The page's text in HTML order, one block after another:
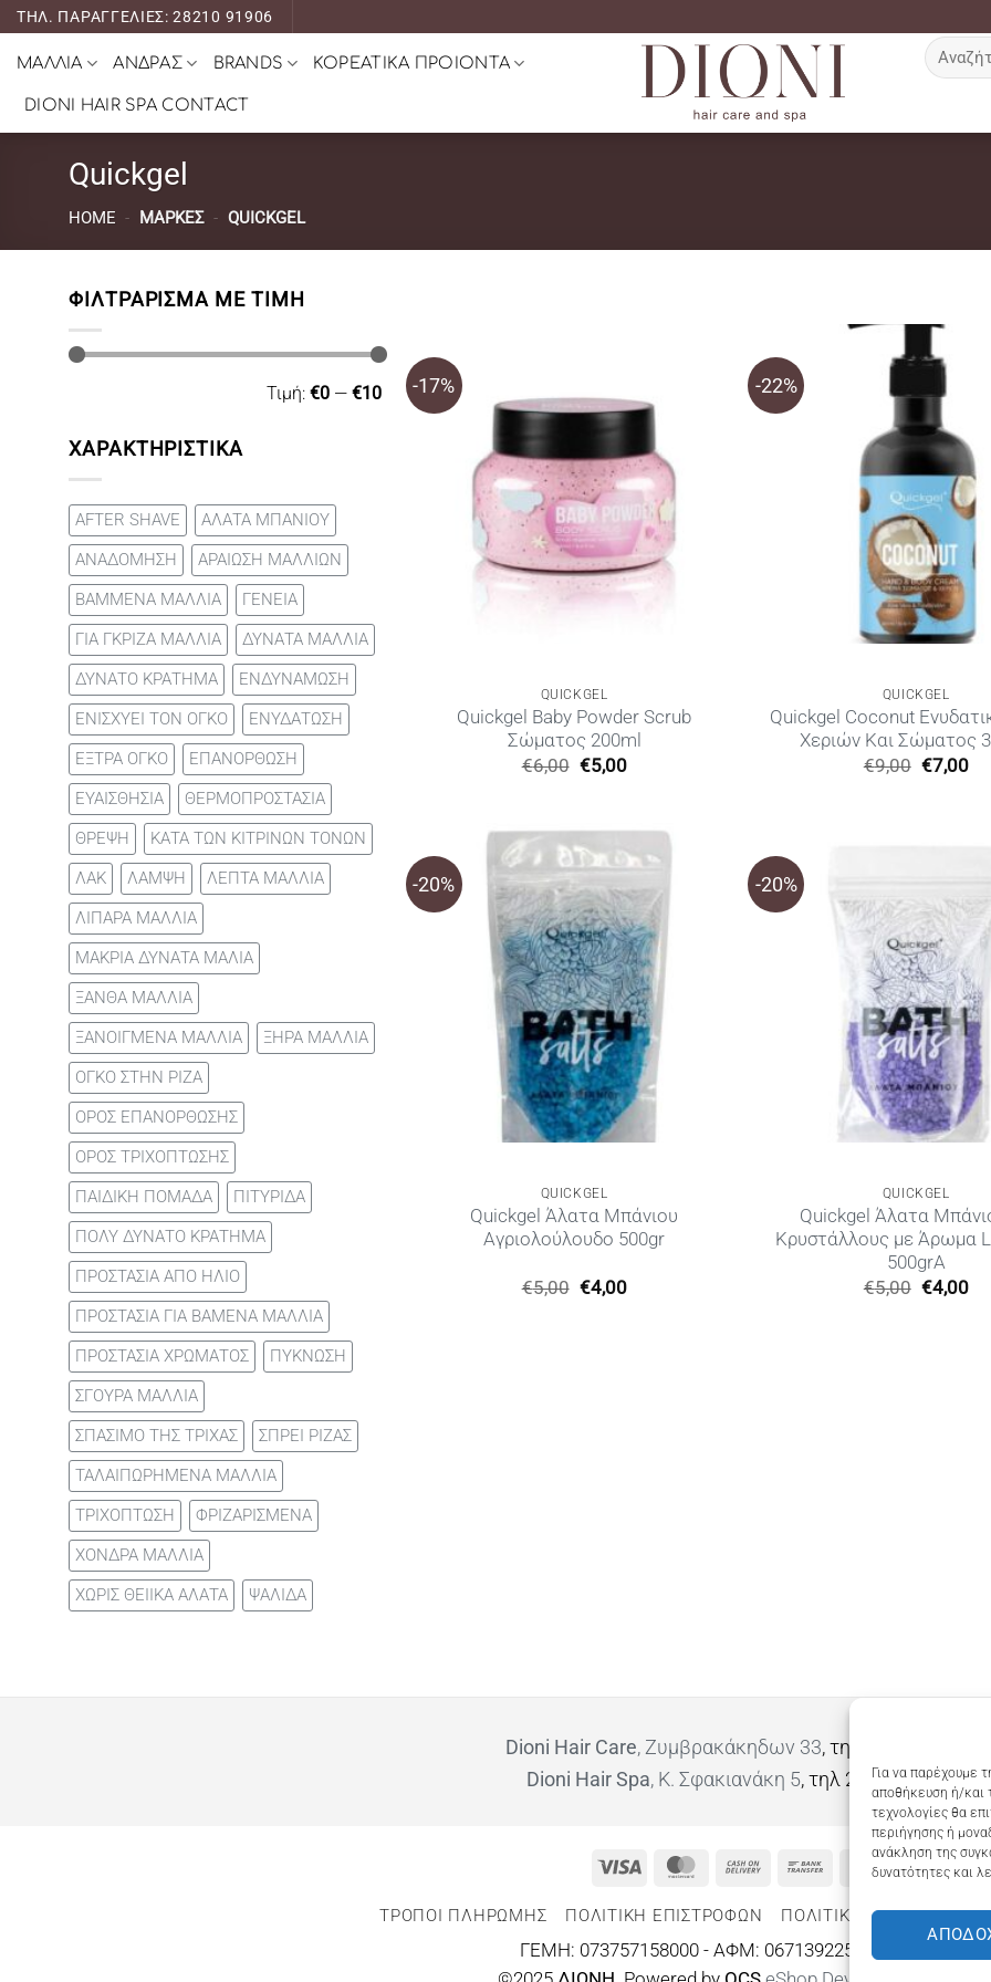
Για να παρέχουμε
αποθήκευση ή/και
τεχνολογίες θα
περιήγησης ή
ανάκληση της
δυνατότητες και
Μετάβαση
ΤΗΛ. ΠΑΡΑΓΓΕΛΙΕΣ: 28210 91906
ΜΑΛΛΙΑ ΑΝΔΡΑΣ BRANDS ΚΟΡΕΑΤΙΚΑ ΠΡΟΙΟΝΤΑ
DIONI HAIR SPA CONTACT
Αναζήτηση
για:
Quickgel
HOME - ΜΆΡΚΕΣ - QUICKGEL
ΦΙΛΤΡΆΡΙΣΜΑ ΜΕ ΤΙΜΉ
Τιμή: €0— €10
ΧΑΡΑΚΤΗΡΙΣΤΙΚΑ
AFTER SHAVE
ΑΛΑΤΑ ΜΠΑΝΙΟΥ
ΑΝΑΔΟΜΗΣΗ
ΑΡΑΙΩΣΗ ΜΑΛΛΙΩΝ
ΒΑΜΜΕΝΑ ΜΑΛΛΙΑ
ΓΕΝΕΙΑ
ΓΙΑ ΓΚΡΙΖΑ ΜΑΛΛΙΑ
ΔΥΝΑΤΑ ΜΑΛΛΙΑ
ΔΥΝΑΤΟ ΚΡΑΤΗΜΑ
ΕΝΔΥΝΑΜΩΣΗ
ΕΝΙΣΧΥΕΙ ΤΟΝ ΟΓΚΟ
ΕΝΥΔΑΤΩΣΗ
ΕΞΤΡΑ ΟΓΚΟ
ΕΠΑΝΟΡΘΩΣΗ
ΕΥΑΙΣΘΗΣΙΑ
ΘΕΡΜΟΠΡΟΣΤΑΣΙΑ
ΘΡΕΨΗ
ΚΑΤΑ ΤΩΝ ΚΙΤΡΙΝΩΝ ΤΟΝΩΝ
ΛΑΚ
ΛΑΜΨΗ
ΛΕΠΤΑ ΜΑΛΛΙΑ
ΛΙΠΑΡΑ ΜΑΛΛΙΑ
ΜΑΚΡΙΑ ΔΥΝΑΤΑ ΜΑΛΙΑ
ΞΑΝΘΑ ΜΑΛΛΙΑ
ΞΑΝΟΙΓΜΕΝΑ ΜΑΛΛΙΑ
ΞΗΡΑ ΜΑΛΛΙΑ
ΟΓΚΟ ΣΤΗΝ ΡΙΖΑ
ΟΡΟΣ ΕΠΑΝΟΡΘΩΣΗΣ
ΟΡΟΣ ΤΡΙΧΟΠΤΩΣΗΣ
ΠΑΙΔΙΚΗ ΠΟΜΑΔΑ
ΠΙΤΥΡΙΔΑ
ΠΟΛΥ ΔΥΝΑΤΟ ΚΡΑΤΗΜΑ
ΠΡΟΣΤΑΣΙΑ ΑΠΟ ΗΛΙΟ
ΠΡΟΣΤΑΣΙΑ ΓΙΑ ΒΑΜΕΝΑ ΜΑΛΛΙΑ
ΠΡΟΣΤΑΣΙΑ ΧΡΩΜΑΤΟΣ
ΠΥΚΝΩΣΗ
ΣΓΟΥΡΑ ΜΑΛΛΙΑ
ΣΠΑΣΙΜΟ ΤΗΣ ΤΡΙΧΑΣ
ΣΠΡΕΙ ΡΙΖΑΣ
ΤΑΛΑΙΠΩΡΗΜΕΝΑ ΜΑΛΛΙΑ
ΤΡΙΧΟΠΤΩΣΗ
ΦΡΙΖΑΡΙΣΜΕΝΑ
ΧΟΝΔΡΑ ΜΑΛΛΙΑ
ΧΩΡΙΣ ΘΕΙΙΚΑ ΑΛΑΤΑ
ΨΑΛΙΔΑ
-17%
QUICKGEL
Quickgel Baby Powder Scrub
Σώματος 200ml
€6,00 Original
€5,00Η
€5,00.
-22%
QUICKGEL
Quickgel Coconut
Χεριών Και Σώματος
€9,00 Original
€7,00Η
-20%
QUICKGEL
Quickgel Άλατα Μπάνιου
Aγριολούλουδο 500gr
€5,00 Original
€4,00Η
-20%
QUICKGEL
Quickgel Άλατα
Κρυστάλλους με Άρωμα
500grΑ
€5,00 Original
€4,00Η
Dioni Hair Care, Ζυμβρακάκηδων 33, τηλ 28210 91906
Dioni Hair Spa, Κ. Σφακιανάκη 5, τηλ 28210 94712
Visa MasterCard
Cash
Delivery
Google
ΤΡΟΠΟΙ ΠΛΗΡΩΜΗΣ ΠΟΛΙΤΙΚΉ ΕΠΙΣΤΡΟΦΏΝ ΠΟΛΙΤΙΚΉ ΑΠΟΡΡΉΤΟΥ –
ΓΕΜΗ: 073757158000 - ΑΦΜ: 067139225 ΔΟΥ:ΧΑΝΙΩΝ